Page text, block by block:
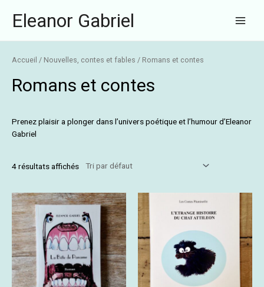
contenuEleanor Gabriel
Accueil / Nouvelles, contes et fables / Romans et contes
Romans et contes
Prenez plaisir a plonger dans l’univers poétique et l’humour d’Eleanor
Gabriel
4 résultats affichés